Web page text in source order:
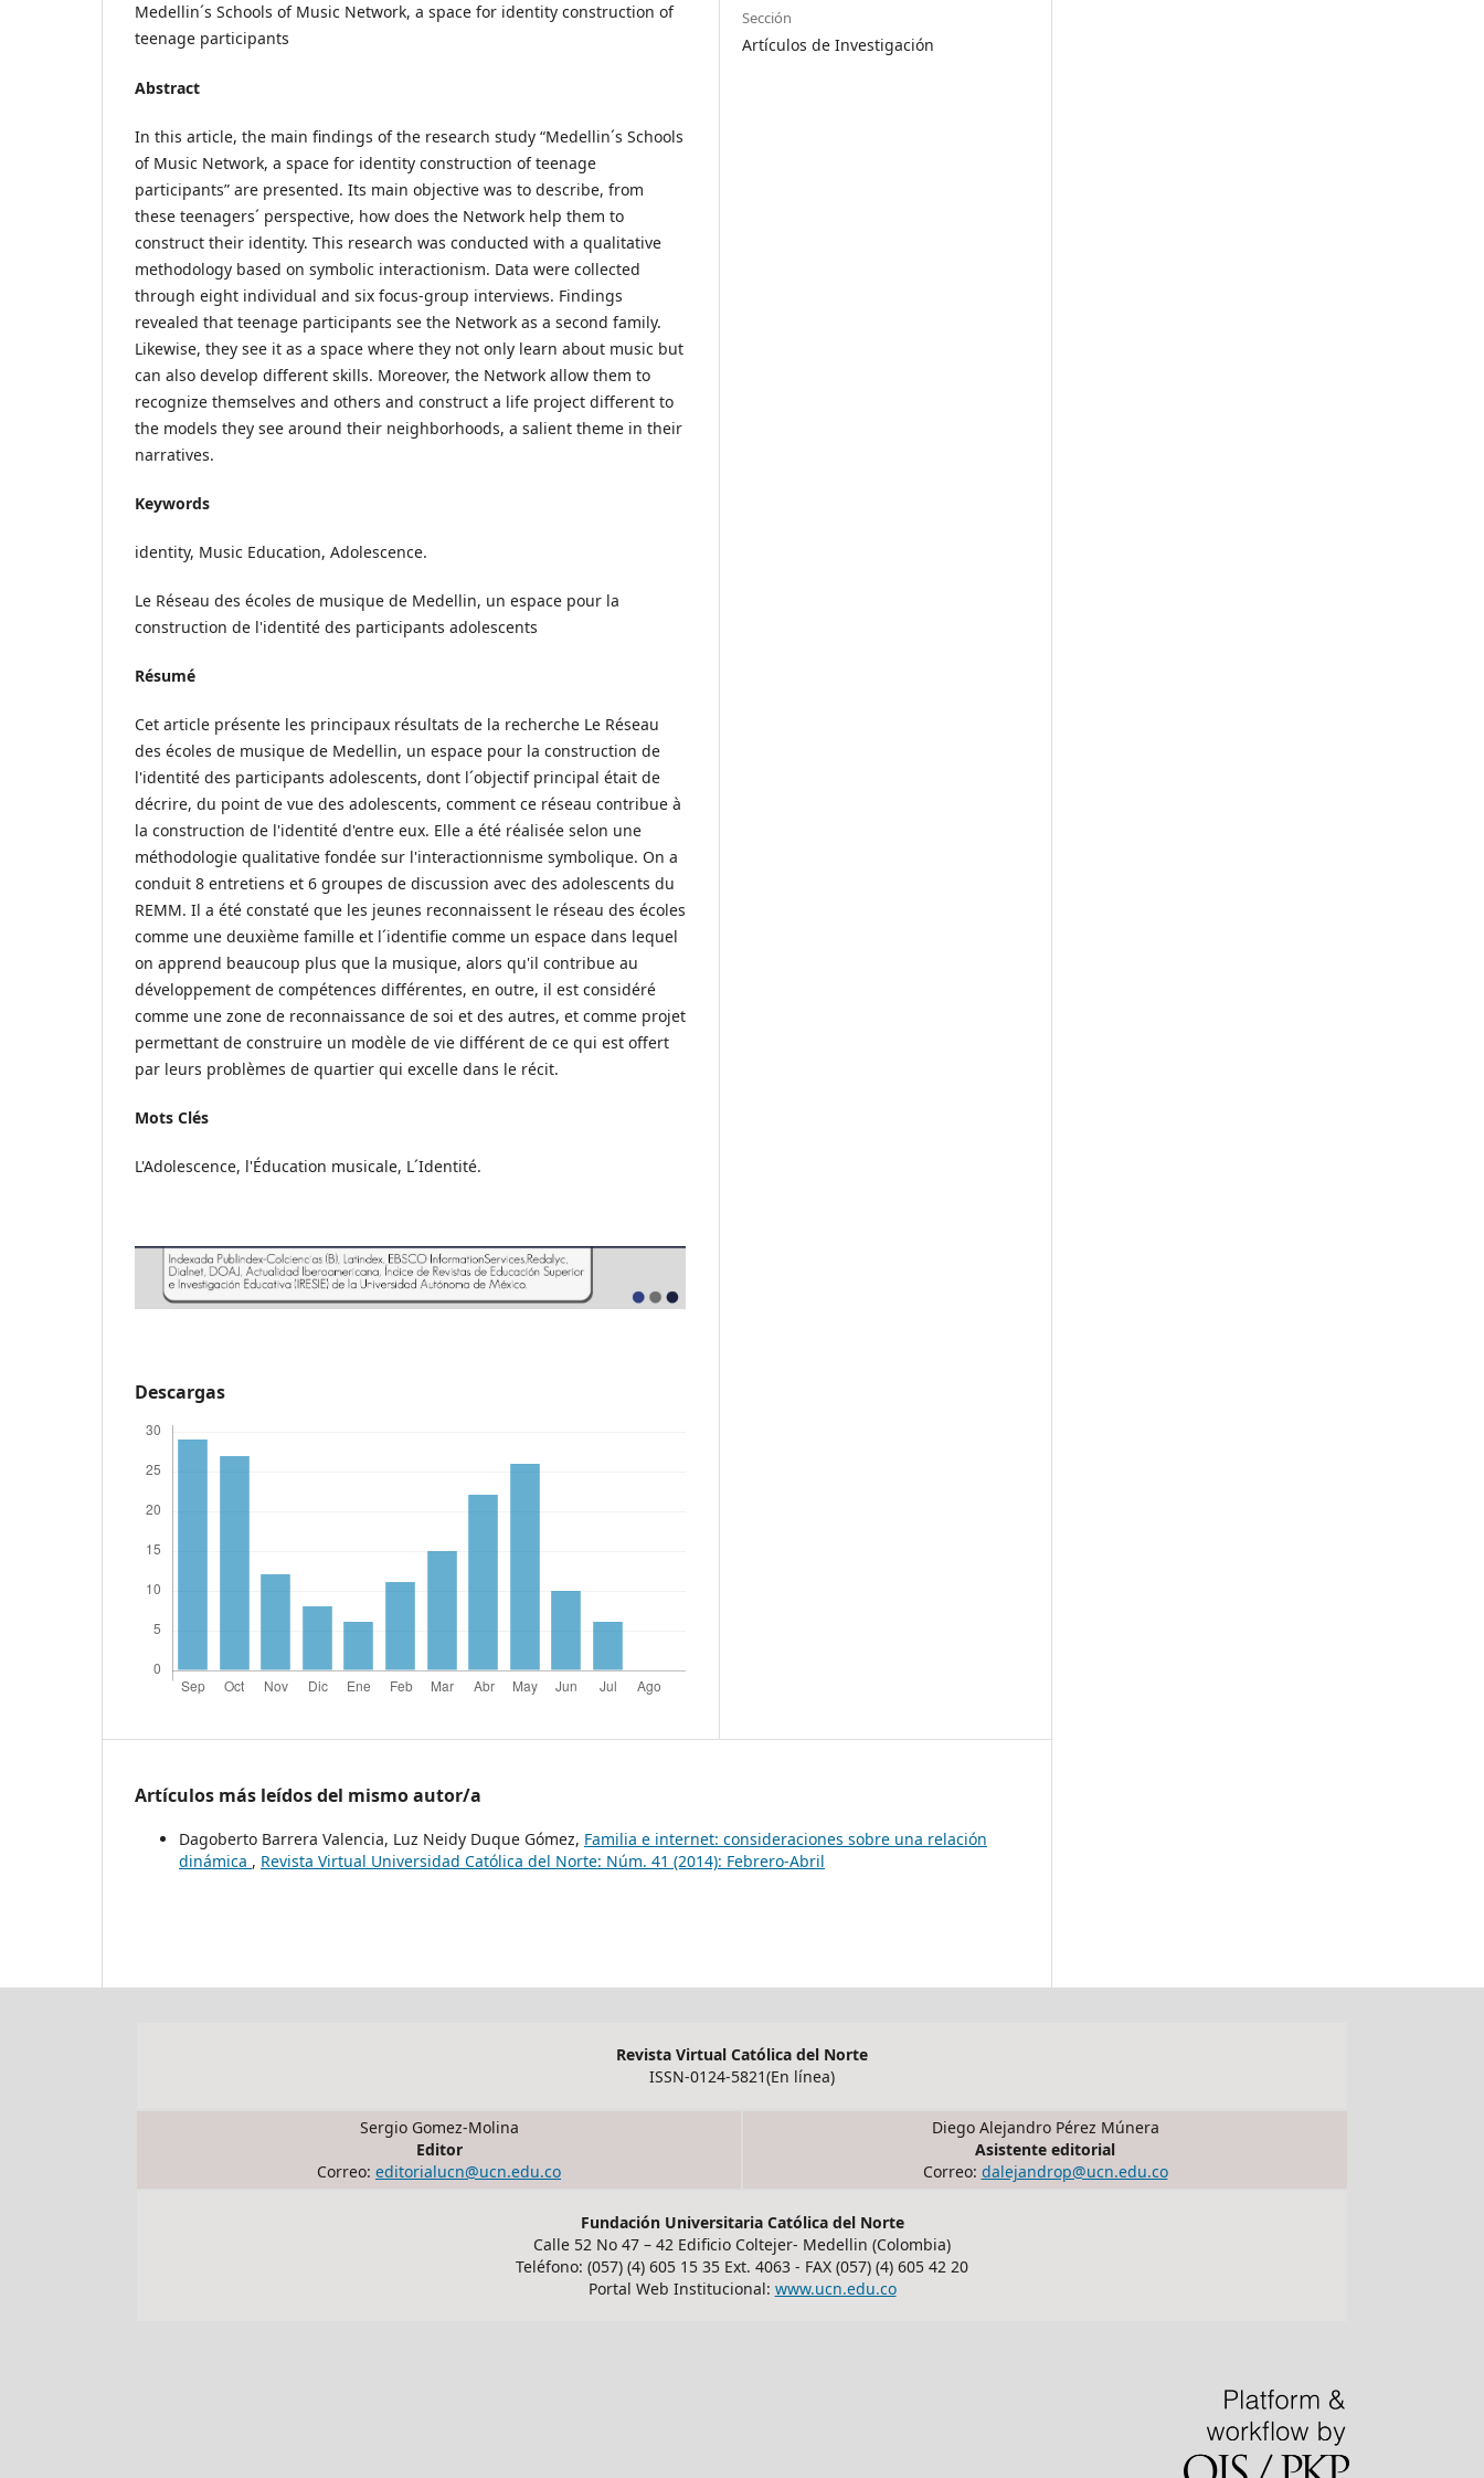
Medellin´s Schools of Music Network, a space for identity construction of
teenage participants
Abstract
In this article, the main findings of the research study “Medellin´s Schools
of Music Network, a space for identity construction of teenage
participants” are presented. Its main objective was to describe, from
these teenagers´ perspective, how does the Network help them to
construct their identity. This research was conducted with a qualitative
methodology based on symbolic interactionism. Data were collected
through eight individual and six focus-group interviews. Findings
revealed that teenage participants see the Network as a second family.
Likewise, they see it as a space where they not only learn about music but
can also develop different skills. Moreover, the Network allow them to
recognize themselves and others and construct a life project different to
the models they see around their neighborhoods, a salient theme in their
narratives.
Keywords
identity, Music Education, Adolescence.
Le Réseau des écoles de musique de Medellin, un espace pour la
construction de l'identité des participants adolescents
Résumé
Cet article présente les principaux résultats de la recherche Le Réseau
des écoles de musique de Medellin, un espace pour la construction de
l'identité des participants adolescents, dont l´objectif principal était de
décrire, du point de vue des adolescents, comment ce réseau contribue à
la construction de l'identité d'entre eux. Elle a été réalisée selon une
méthodologie qualitative fondée sur l'interactionnisme symbolique. On a
conduit 8 entretiens et 6 groupes de discussion avec des adolescents du
REMM. Il a été constaté que les jeunes reconnaissent le réseau des écoles
comme une deuxième famille et l´identifie comme un espace dans lequel
on apprend beaucoup plus que la musique, alors qu'il contribue au
développement de compétences différentes, en outre, il est considéré
comme une zone de reconnaissance de soi et des autres, et comme projet
permettant de construire un modèle de vie différent de ce qui est offert
par leurs problèmes de quartier qui excelle dans le récit.
Mots Clés
L'Adolescence, l'Éducation musicale, L´Identité.
Descargas
Sección
Artículos de Investigación
Artículos más leídos del mismo autor/a
Dagoberto Barrera Valencia, Luz Neidy Duque Gómez, Familia e internet: consideraciones sobre una relación
dinámica , Revista Virtual Universidad Católica del Norte: Núm. 41 (2014): Febrero-Abril
Revista Virtual Católica del Norte
ISSN-0124-5821(En línea)
Sergio Gomez-Molina
Editor
Correo: editorialucn@ucn.edu.co
Diego Alejandro Pérez Múnera
Asistente editorial
Correo: dalejandrop@ucn.edu.co
Fundación Universitaria Católica del Norte
Calle 52 No 47 – 42 Edificio Coltejer- Medellin (Colombia)
Teléfono: (057) (4) 605 15 35 Ext. 4063 - FAX (057) (4) 605 42 20
Portal Web Institucional: www.ucn.edu.co